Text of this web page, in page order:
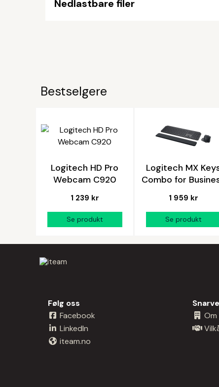
Nedlastbare filer
Bestselgere
Logitech HD Pro
Webcam C920
1 239 kr
Logitech MX
Combo for
1 959 kr
Følg oss
Facebook
LinkedIn
iteam.no
Om